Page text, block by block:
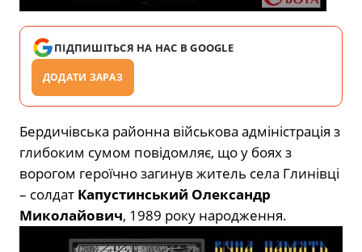
ПІДПИШІТЬСЯ НА НАС В GOOGLE
ДОДАТИ ЗАРАЗ
Бердичівська районна військова адміністрація з
глибоким сумом повідомляє, що у боях з
ворогом героїчно загинув житель села Глинівці
– солдат Капустинський Олександр
Миколайович, 1989 року народження.